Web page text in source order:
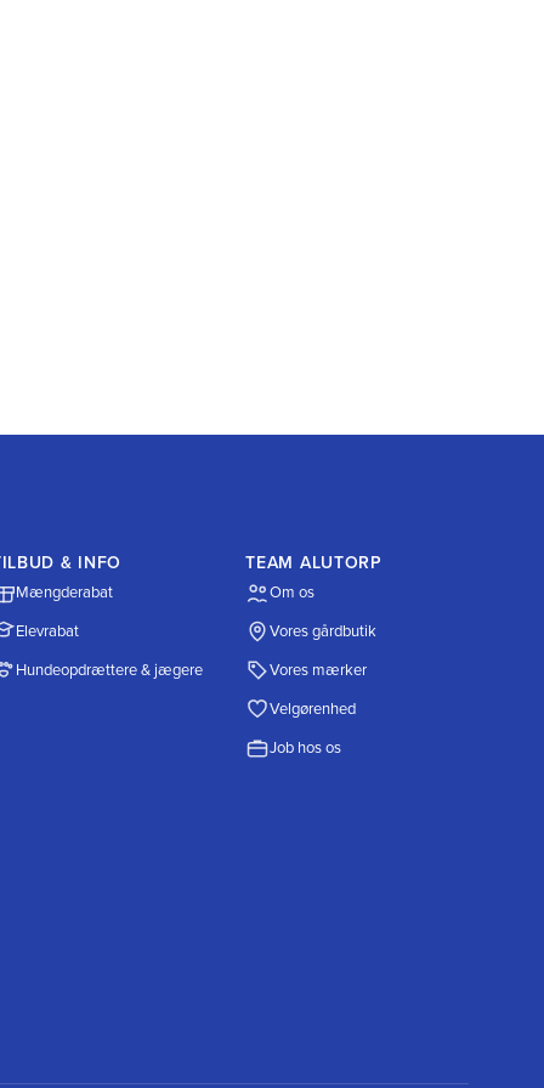
& INFO
Mængderabat
Elevrabat
Hundeopdrættere & jægere
TEAM ALUTORP
Om os
Vores gårdbutik
Vores mærker
Velgørenhed
Job hos os